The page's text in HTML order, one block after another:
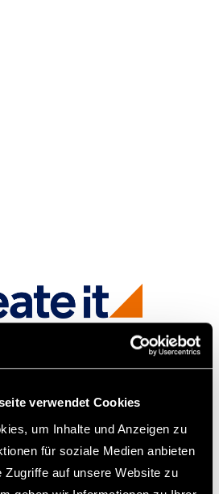
verwendet Cookies
um Inhalte und Anzeigen zu
für soziale Medien anbieten
Zugriffe auf unsere Website zu